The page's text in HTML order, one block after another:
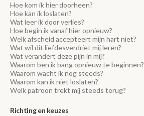
Hoe kom ik hier doorheen?
Hoe kan ik loslaten?
Wat leer ik door verlies?
Hoe begin ik vanaf hier opnieuw?
Welk afscheid accepteert mijn hart niet?
Wat wil dit liefdesverdriet mij leren?
Wat verandert deze pijn in mij?
Waarom ben ik bang opnieuw te beginnen?
Waarom wacht ik nog steeds?
Waarom kan ik niet loslaten?
Welk patroon trekt mij steeds terug?
Richting en keuzes